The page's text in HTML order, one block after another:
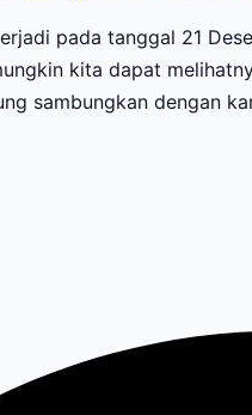
pada tanggal 21
kita dapat
sambungkan dengan